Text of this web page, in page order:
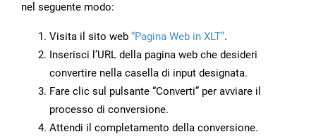
nel seguente modo:
Visita il sito web “Pagina Web in XLT”.
Inserisci l’URL della pagina web che desideri
convertire nella casella di input designata.
Fare clic sul pulsante “Converti” per avviare il
processo di conversione.
Attendi il completamento della conversione.